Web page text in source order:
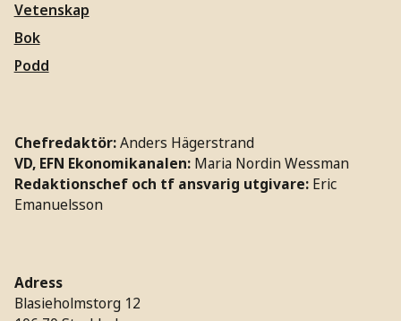
Vetenskap
Bok
Podd
Chefredaktör:Anders Hägerstrand
VD, EFN Ekonomikanalen: Maria Nordin Wessman
Redaktionschef och tf ansvarig utgivare: Eric
Emanuelsson
Adress
Blasieholmstorg 12